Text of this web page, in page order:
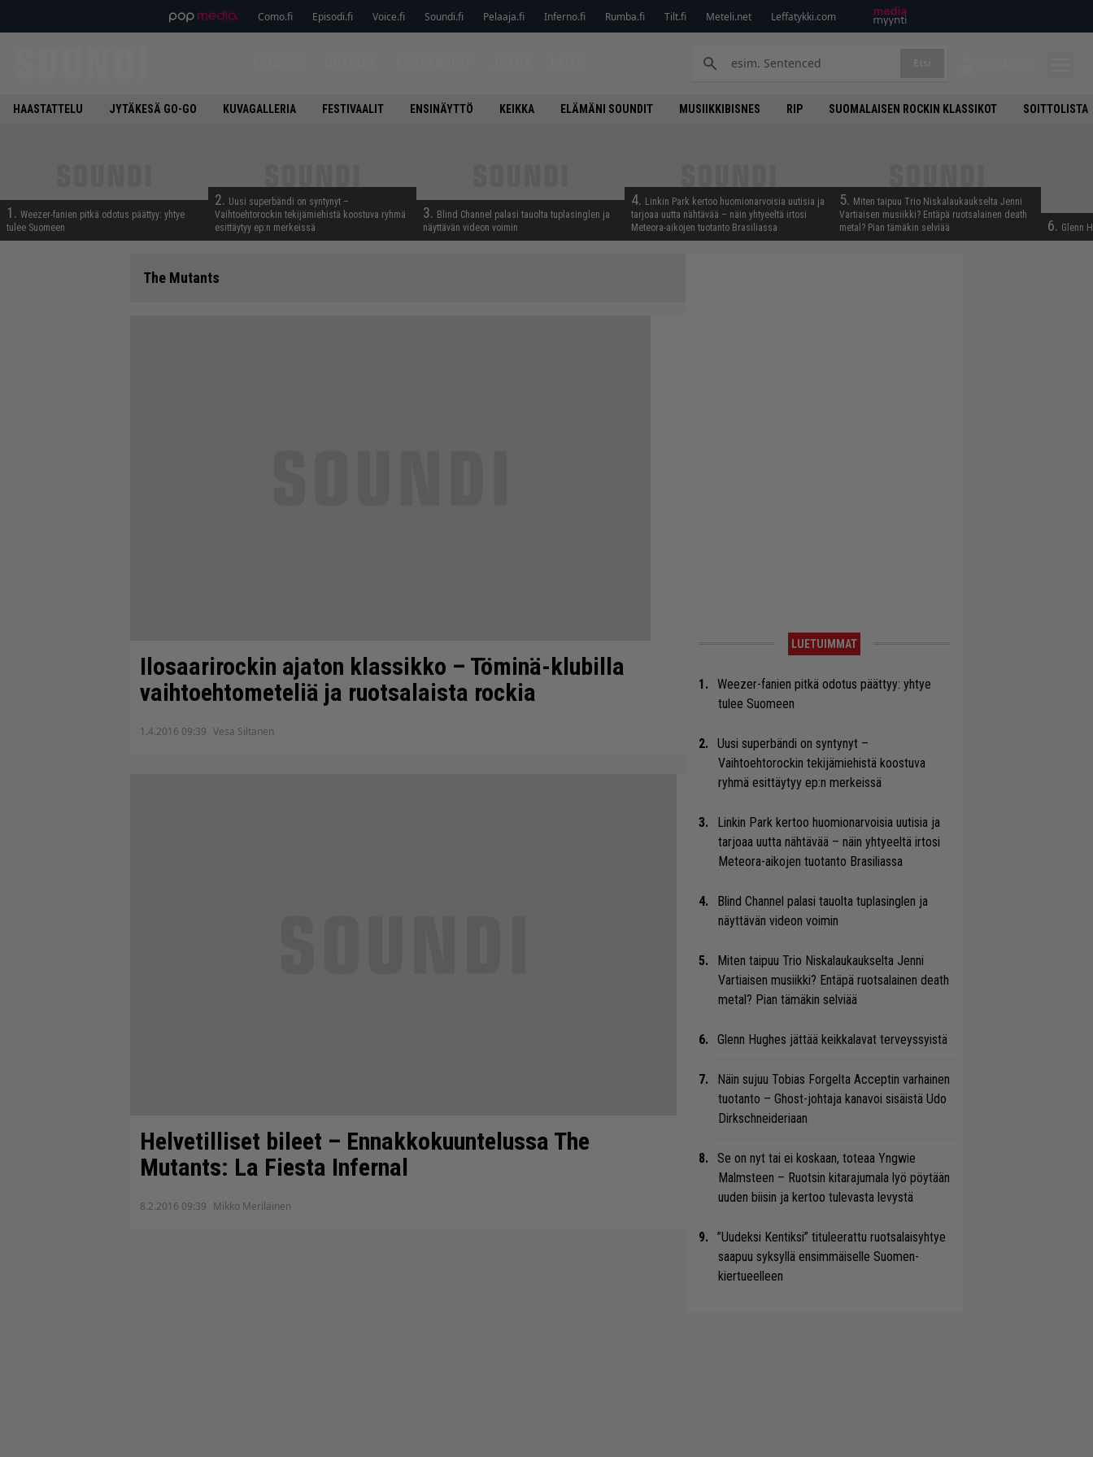
Como.fi Episodi.fi Voice.fi Soundi.fi Pelaaja.fi Inferno.fi Rumba.fi Tilt.fi Meteli.net Leffatykki.com
HAASTATTELU JYTÄKESÄ GO-GO KUVAGALLERIA FESTIVAALIT ENSINÄYTTÖ KEIKKA ELÄMÄNI SOUNDIT MUSIIKKIBISNES RIP SUOMALAISEN ROCKIN KLASSIKOT SOITTOLISTA
1. Weezer-fanien pitkä odotus päättyy: yhtye
tulee Suomeen
2. Uusi superbändi on syntynyt –
Vaihtoehtorockin tekijämiehistä koostuva ryhmä
esittäytyy ep:n merkeissä
3. Blind Channel palasi tauolta tuplasinglen ja
näyttävän videon voimin
4. Linkin Park kertoo huomionarvoisia uutisia ja
tarjoaa uutta nähtävää – näin yhtyeeltä irtosi
Meteora-aikojen tuotanto Brasiliassa
5. Miten taipuu Trio Niskalaukaukselta Jenni
Vartiaisen musiikki? Entäpä ruotsalainen death
metal? Pian tämäkin selviää
6. Glenn
The Mutants
Ilosaarirockin ajaton klassikko – Töminä-klubilla
vaihtoehtometeliä ja ruotsalaista rockia
1.4.2016 09:39 Vesa Siltanen
Helvetilliset bileet – Ennakkokuuntelussa The
Mutants: La Fiesta Infernal
8.2.2016 09:39 Mikko Meriläinen
LUETUIMMAT
Weezer-fanien pitkä odotus päättyy: yhtye
tulee Suomeen
Uusi superbändi on syntynyt –
Vaihtoehtorockin tekijämiehistä koostuva
ryhmä esittäytyy ep:n merkeissä
Linkin Park kertoo huomionarvoisia uutisia ja
tarjoaa uutta nähtävää – näin yhtyeeltä irtosi
Meteora-aikojen tuotanto Brasiliassa
Blind Channel palasi tauolta tuplasinglen ja
näyttävän videon voimin
Miten taipuu Trio Niskalaukaukselta Jenni
Vartiaisen musiikki? Entäpä ruotsalainen death
metal? Pian tämäkin selviää
Glenn Hughes jättää keikkalavat terveyssyistä
Näin sujuu Tobias Forgelta Acceptin varhainen
tuotanto – Ghost-johtaja kanavoi sisäistä Udo
Dirkschneideriaan
Se on nyt tai ei koskaan, toteaa Yngwie
Malmsteen – Ruotsin kitarajumala lyö pöytään
uuden biisin ja kertoo tulevasta levystä
”Uudeksi Kentiksi” tituleerattu ruotsalaisyhtye
saapuu syksyllä ensimmäiselle Suomen-
kiertueelleen